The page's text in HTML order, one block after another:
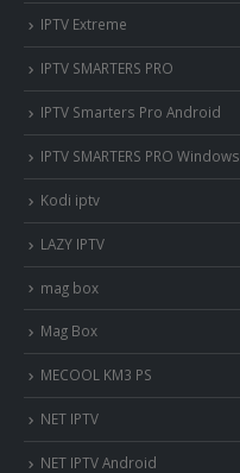
IPTV Extreme
IPTV SMARTERS PRO
IPTV Smarters Pro Android
IPTV SMARTERS PRO Windows
Kodi iptv
LAZY IPTV
mag box
Mag Box
MECOOL KM3 PS
NET IPTV
NET IPTV Android